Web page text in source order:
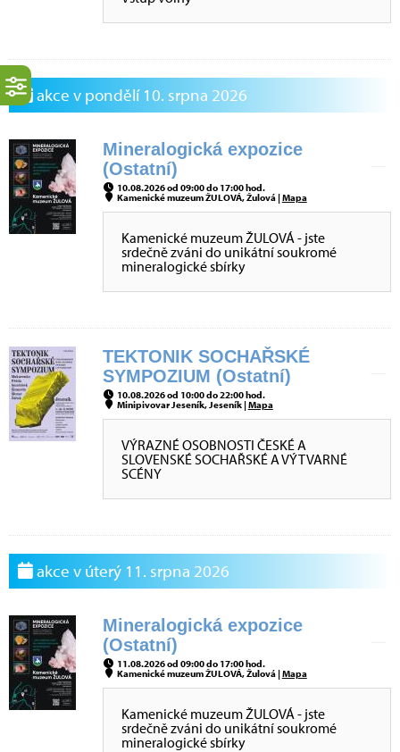
akce v pondělí 10. srpna 2026
Mineralogická expozice
(Ostatní)
10.08.2026 od 09:00 do 17:00 hod.
Kamenické muzeum ŽULOVÁ, Žulová |Mapa
Kamenické muzeum ŽULOVÁ - jste
srdečně zváni do unikátní soukromé
mineralogické sbírky
TEKTONIK SOCHAŘSKÉ
SYMPOZIUM (Ostatní)
10.08.2026 od 10:00 do 22:00 hod.
Minipivovar Jeseník, Jeseník |Mapa
VÝRAZNÉ OSOBNOSTI ČESKÉ A
SLOVENSKÉ SOCHAŘSKÉ A VÝTVARNÉ
SCÉNY
akce v úterý 11. srpna 2026
Mineralogická expozice
(Ostatní)
11.08.2026 od 09:00 do 17:00 hod.
Kamenické muzeum ŽULOVÁ, Žulová |Mapa
Kamenické muzeum ŽULOVÁ - jste
srdečně zváni do unikátní soukromé
mineralogické sbírky